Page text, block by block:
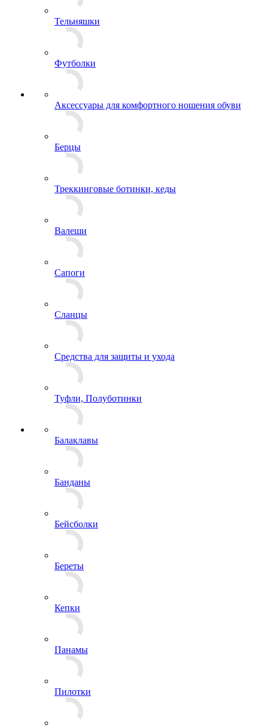
Рубашки
Тельняшки
Футболки
Аксессуары для комфортного ношения обуви
Берцы
Треккинговые ботинки, кеды
Валеши
Сапоги
Сланцы
Средства для защиты и ухода
Туфли, Полуботинки
Балаклавы
Банданы
Бейсболки
Береты
Кепки
Панамы
Пилотки